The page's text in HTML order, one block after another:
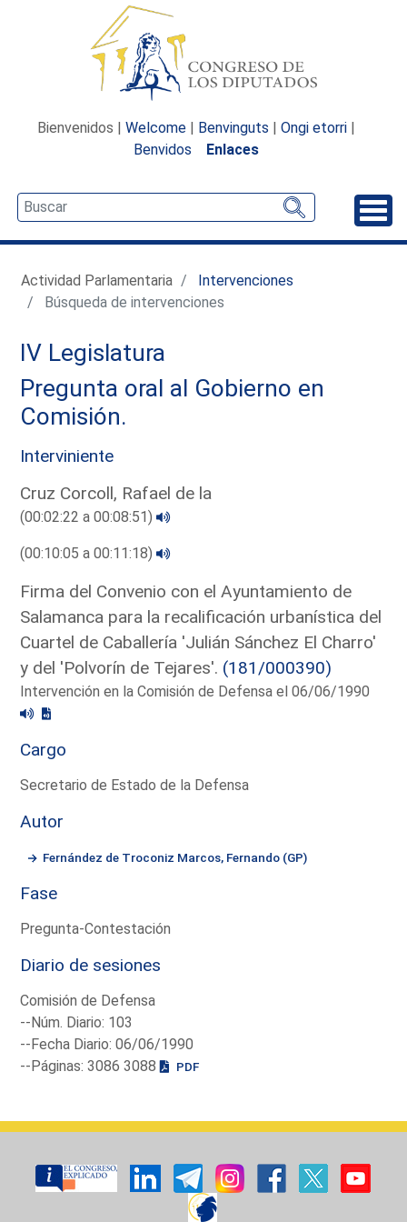
Bienvenidos | Welcome | Benvinguts | Ongi etorri |
Benvidos
Enlaces
Actividad Parlamentaria
Intervenciones
Búsqueda de intervenciones
IV Legislatura
Pregunta oral al Gobierno en
Comisión.
Interviniente
Cruz Corcoll, Rafael de la
(00:02:22 a 00:08:51)
(00:10:05 a 00:11:18)
Firma del Convenio con el Ayuntamiento de
Salamanca para la recalificación urbanística del
Cuartel de Caballería 'Julián Sánchez El Charro'
y del 'Polvorín de Tejares'. (181/000390)
Intervención en la Comisión de Defensa el 06/06/1990
Cargo
Secretario de Estado de la Defensa
Autor
Fernández de Troconiz Marcos, Fernando (GP)
Fase
Pregunta-Contestación
Diario de sesiones
Comisión de Defensa
--Núm. Diario: 103
--Fecha Diario: 06/06/1990
--Páginas: 3086 3088
PDF